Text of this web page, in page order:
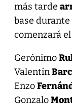
más tarde
base durante
comenzará
Gerónimo
Valentín
Enzo
Gonzalo